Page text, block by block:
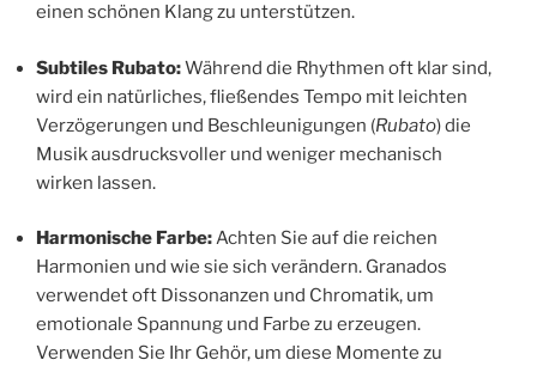
einen schönen Klang zu unterstützen.
Subtiles Rubato:Während die Rhythmen oft klar sind,
wird ein natürliches, fließendes Tempo mit leichten
Verzögerungen und Beschleunigungen (Rubato) die
Musik ausdrucksvoller und weniger mechanisch
wirken lassen.
Harmonische Farbe:Achten Sie auf die reichen
Harmonien und wie sie sich verändern. Granados
verwendet oft Dissonanzen und Chromatik, um
emotionale Spannung und Farbe zu erzeugen.
Verwenden Sie Ihr Gehör, um diese Momente zu